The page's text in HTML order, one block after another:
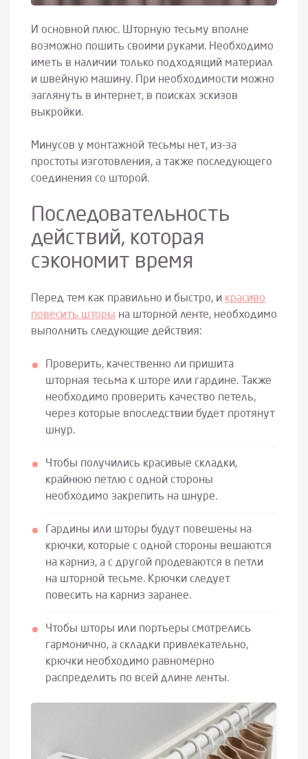
И основной плюс. Шторную тесьму вполне
возможно пошить своими руками. Необходимо
иметь в наличии только подходящий материал
и швейную машину. При необходимости можно
заглянуть в интернет, в поисках эскизов
выкройки.
Минусов у монтажной тесьмы нет, из-за
простоты изготовления, а также последующего
соединения со шторой.
Последовательность
действий, которая
сэкономит время
Перед тем как правильно и быстро, и красиво
повесить шторы на шторной ленте, необходимо
выполнить следующие действия:
Проверить, качественно ли пришита
шторная тесьма к шторе или гардине. Также
необходимо проверить качество петель,
через которые впоследствии будет протянут
шнур.
Чтобы получились красивые складки,
крайнюю петлю с одной стороны
необходимо закрепить на шнуре.
Гардины или шторы будут повешены на
крючки, которые с одной стороны вешаются
на карниз, а с другой продеваются в петли
на шторной тесьме. Крючки следует
повесить на карниз заранее.
Чтобы шторы или портьеры смотрелись
гармонично, а складки привлекательно,
крючки необходимо равномерно
распределить по всей длине ленты.